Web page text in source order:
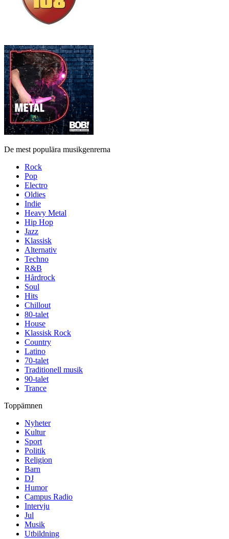
De mest populära musikgenrerna
Rock
Pop
Electro
Oldies
Indie
Heavy Metal
Hip Hop
Jazz
Klassisk
Alternativ
Techno
R&B
Hårdrock
Soul
Hits
Chillout
80-talet
House
Klassisk Rock
Country
Latino
70-talet
Traditionell musik
90-talet
Trance
Toppämnen
Nyheter
Kultur
Sport
Politik
Religion
Barn
DJ
Humor
Campus Radio
Intervju
Jul
Musik
Utbildning